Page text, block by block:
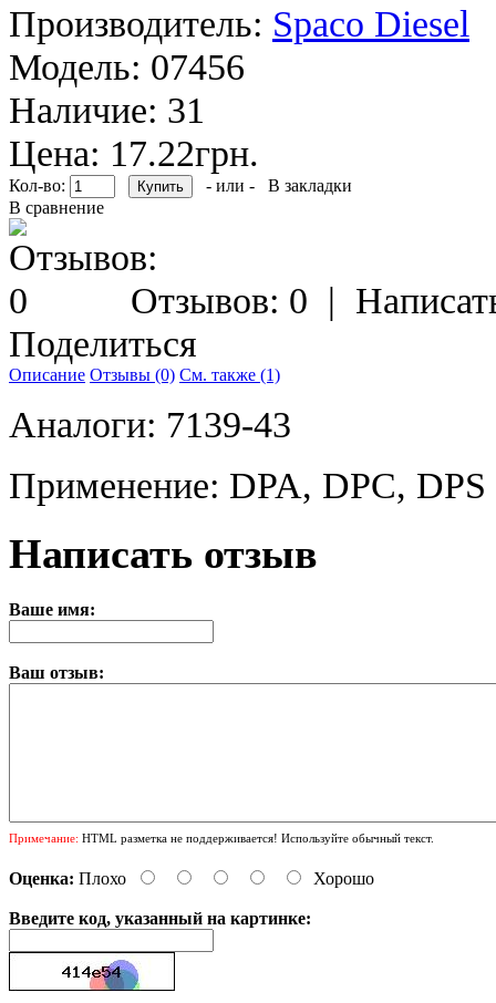
Производитель: Spaco Diesel
Модель: 07456
Наличие: 31
Цена: 17.22грн.
Кол-во: - или -
В закладки
В сравнение
Отзывов: 0 |
Поделиться
Описание Отзывы (0) См. также (1)
Аналоги: 7139-43
Применение: DPA, DPC, DPS
Написать отзыв
Ваше имя:
Ваш отзыв:
Примечание: HTML разметка не поддерживается! Используйте обычный текст.
Оценка: Плохо Хорошо
Введите код, указанный на картинке: